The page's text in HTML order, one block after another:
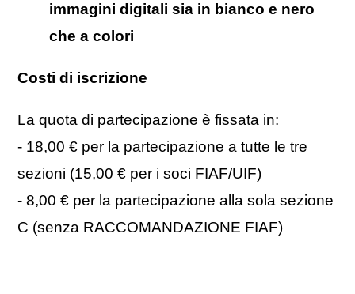
immagini digitali sia in bianco e nero
che a colori
Costi di iscrizione
La quota di partecipazione è fissata in:
- 18,00 € per la partecipazione a tutte le tre
sezioni (15,00 € per i soci FIAF/UIF)
- 8,00 € per la partecipazione alla sola sezione
C (senza RACCOMANDAZIONE FIAF)